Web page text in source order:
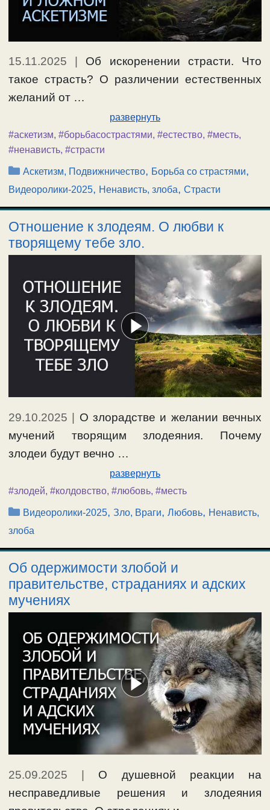
15.11.2025
Об искоренении страсти. Что
такое страсть? О различении естественных
желаний от …
развернуть
#аскетизм, #борьбасострастями, #естество, #месть,
#ненависть, #страсти
Рубрики
Аскетизм, Подвижничество, Борьба со страстями,
Видеоролики-2025, Ненависть, злоба, Страсти
Отношение к злодеям. О любви к
творящему тебе зло.
29.10.2025 | О злорадстве и желании вечных
мучений творящим злодеяния. Почему
злодеи будут вечно …
развернуть
#злодей, #колдовство, #любовь, #месть
Рубрики
Видеоролики-2025,Зло, Враги,Любовь, Ненависть,
злоба
Об одержимости злобой и
правительстве, страданиях и адских
мучениях
25.09.2025 | О душевной реакции на
несправедливые решения и злодеяния